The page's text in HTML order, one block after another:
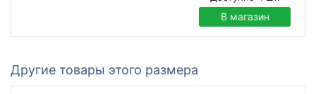
В магазин
Другие товары этого размера